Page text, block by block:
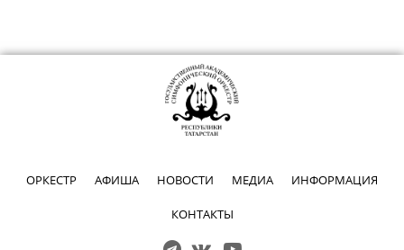
ОРКЕСТР АФИША НОВОСТИ МЕДИА ИНФОРМАЦИЯ
КОНТАКТЫ